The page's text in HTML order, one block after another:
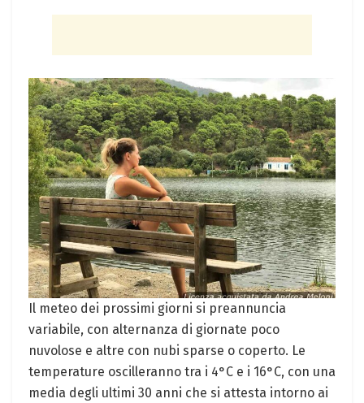
Il meteo dei prossimi giorni si preannuncia
variabile, con alternanza di giornate poco
nuvolose e altre con nubi sparse o coperto. Le
temperature oscilleranno tra i 4°C e i 16°C, con una
media degli ultimi 30 anni che si attesta intorno ai